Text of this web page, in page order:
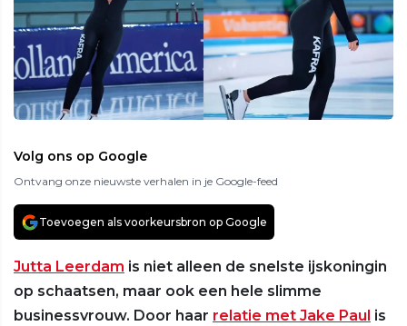
Volg ons op Google
Ontvang onze nieuwste verhalen in je Google-feed
Toevoegen als voorkeursbron op Google
Jutta Leerdam is niet alleen de snelste ijskoningin
op schaatsen, maar ook een hele slimme
businessvrouw. Door haar relatie met Jake Paul is